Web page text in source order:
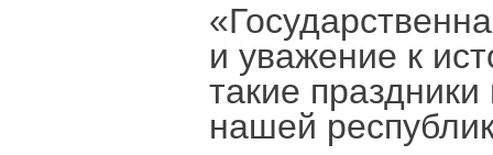
и уважение к
такие
нашей